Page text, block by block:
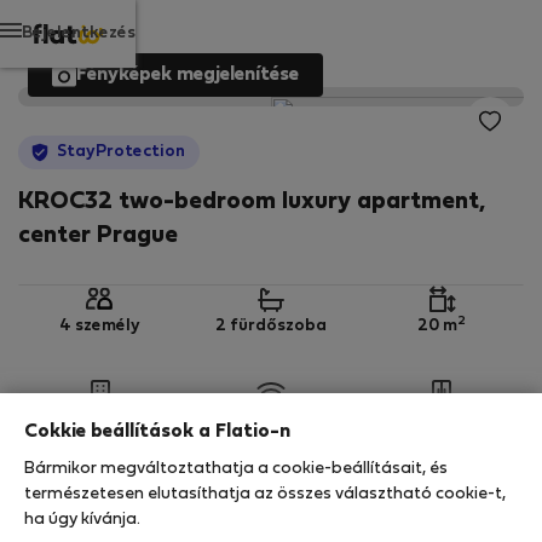
Bejelentkezés
Fényképek megjelenítése
StayProtection
KROC32 two-bedroom luxury apartment,
center Prague
4 személy 2 fürdőszoba 20 m2
StayProtection Stay Benefits
Az ebben az ingatlanban való tartózkodását a
Cokkie beállítások a Flatio-n
Bármikor megváltoztathatja a cookie-beállításait, és
természetesen elutasíthatja az összes választható cookie-t,
ha úgy kívánja.